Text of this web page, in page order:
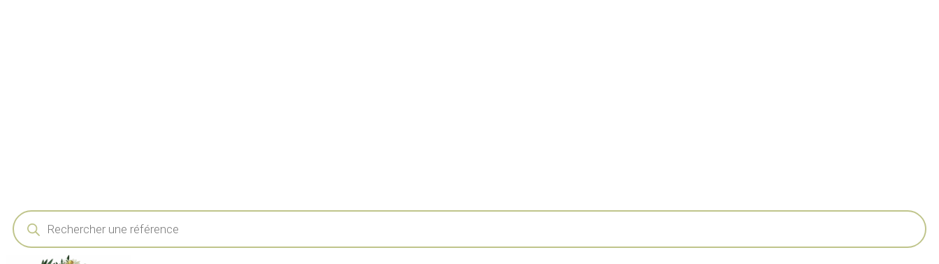
Recherche
de
produits